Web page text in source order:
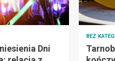
Dni
BEZ